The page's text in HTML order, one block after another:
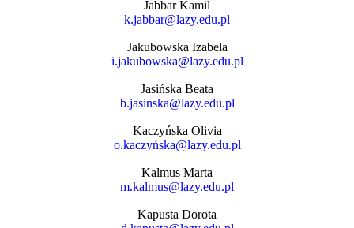
Jabbar Kamil
k.jabbar@lazy.edu.pl
Jakubowska Izabela
i.jakubowska@lazy.edu.pl
Jasińska Beata
b.jasinska@lazy.edu.pl
Kaczyńska Olivia
o.kaczyńska@lazy.edu.pl
Kalmus Marta
m.kalmus@lazy.edu.pl
Kapusta Dorota